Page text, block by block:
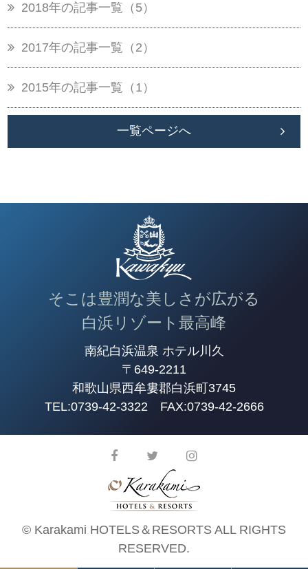
2018年の記事一覧（5）
2017年の記事一覧（2）
2015年の記事一覧（1）
一覧ページへ
そこは豊潤な美しさが広がる
白浜リゾート最高峰
南紀白浜温泉 ホテル川久
〒649-2211
和歌山県西牟婁郡白浜町3745
TEL:0739-42-3322 FAX:0739-42-2666
© Karakami HOTELS＆RESORTS ALL RIGHTS
RESERVED.